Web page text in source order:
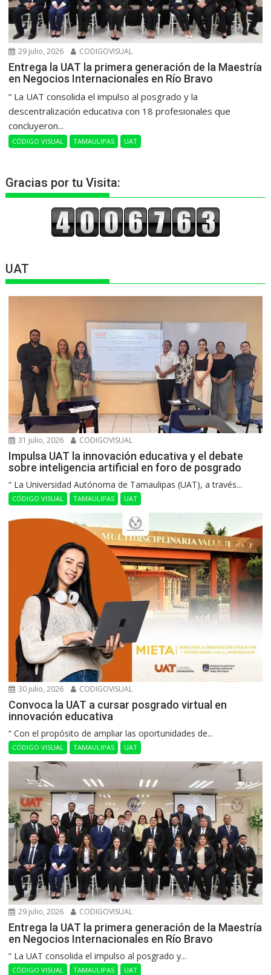
29 julio, 2026 CODIGOVISUAL
Entrega la UAT la primera generación de la Maestría
en Negocios Internacionales en Río Bravo
“ La UAT consolida el impulso al posgrado y la
descentralización educativa con 18 profesionales que
concluyeron...
CÓDIGO VISUAL TAMAULIPAS UAT
Gracias por tu Visita:
UAT
31 julio, 2026 CODIGOVISUAL
Impulsa UAT la innovación educativa y el debate
sobre inteligencia artificial en foro de posgrado
“ La Universidad Autónoma de Tamaulipas (UAT), a través...
CÓDIGO VISUAL TAMAULIPAS UAT
30 julio, 2026 CODIGOVISUAL
Convoca la UAT a cursar posgrado virtual en
innovación educativa
“ Con el propósito de ampliar las oportunidades de...
CÓDIGO VISUAL TAMAULIPAS UAT
29 julio, 2026 CODIGOVISUAL
Entrega la UAT la primera generación de la Maestría
en Negocios Internacionales en Río Bravo
“ La UAT consolida el impulso al posgrado y...
CÓDIGO VISUAL TAMAULIPAS UAT